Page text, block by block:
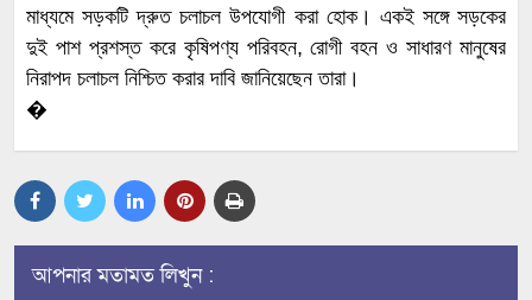
মাধ্যমে সড়কটি দ্রুত চলাচল উপযোগী করা হোক। একই সঙ্গে সড়কের
দুই পাশ প্রশস্ত করে কৃষিপণ্য পরিবহন, রোগী বহন ও সাধারণ মানুষের
নিরাপদ চলাচল নিশ্চিত করার দাবি জানিয়েছেন তারা।
�
আপনার মতামত লিখুন :